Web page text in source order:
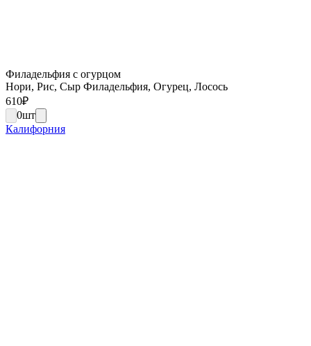
Филадельфия с огурцом
Нори, Рис, Сыр Филадельфия, Огурец, Лосось
610₽
0шт
Калифорния